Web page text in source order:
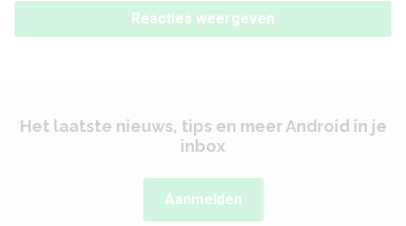
Reacties weergeven
Het laatste nieuws, tips en meer Android in je
inbox
Aanmelden